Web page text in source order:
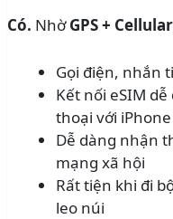
Có. NhờGPS + Cellular
Gọi điện, nhắn
Kết nối eSIM
thoại với iPhone
Dễ dàng nhận
mạng xã hội
Rất tiện khi đi
leo núi